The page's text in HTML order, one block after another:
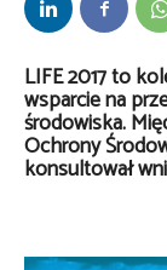
LIFE 2017 to
wsparcie na
środowiska.
Ochrony
konsultował